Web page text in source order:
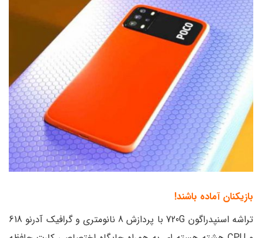
بازیکنان آماده باشند!
تراشه اسنپدراگون 720G با پردازش 8 نانومتری و گرافیک آدرنو 618